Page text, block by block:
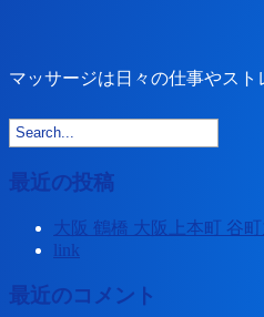
マッサージは日々の仕事やス
最近の投稿
大阪 鶴橋 大阪上本町 谷
link
最近のコメント